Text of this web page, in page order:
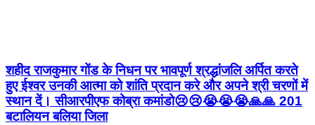
शहीद राजकुमार गोंड के निधन पर भावपूर्ण श्रद्धांजलि अर्पित करते
हुए ईश्वर उनकी आत्मा को शांति प्रदान करे और अपने श्री चरणों में
स्थान दें। सीआरपीएफ कोब्रा कमांडो😢😢😭😭😭🙏🙏 201
बटालियन बलिया जिला